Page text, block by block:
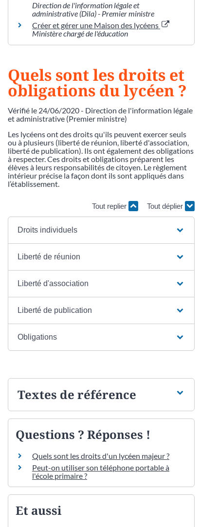
Direction de l'information légale et
administrative (Dila) - Premier ministre
Créer et gérer une Maison des lycéens
Ministère chargé de l'éducation
Quels sont les droits et
obligations du lycéen ?
Vérifié le 24/06/2020 - Direction de l'information légale
et administrative (Premier ministre)
Les lycéens ont des droits qu'ils peuvent exercer seuls
ou à plusieurs (liberté de réunion, liberté d'association,
liberté de publication). Ils ont également des obligations
à respecter. Ces droits et obligations préparent les
élèves à leurs responsabilités de citoyen. Le règlement
intérieur précise la façon dont ils sont appliqués dans
l’établissement.
Tout replier Tout déplier
Droits individuels
Liberté de réunion
Liberté d'association
Liberté de publication
Obligations
Textes de référence
Questions ? Réponses !
Quels sont les droits d'un lycéen majeur ?
Peut-on utiliser son téléphone portable à
l'école primaire ?
Et aussi